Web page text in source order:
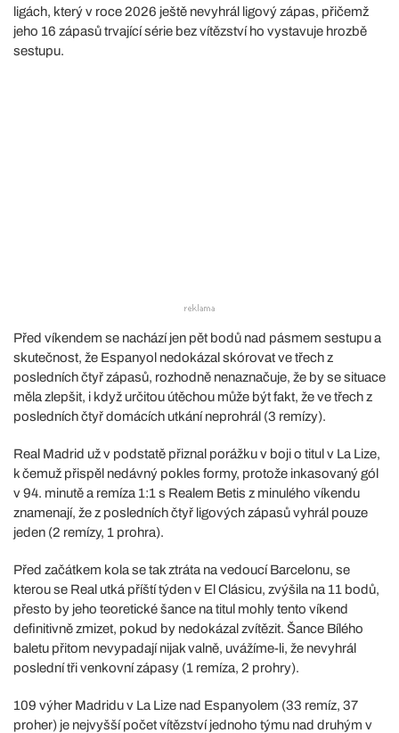
ligách, který v roce 2026 ještě nevyhrál ligový zápas, přičemž
jeho 16 zápasů trvající série bez vítězství ho vystavuje hrozbě
sestupu.
Před víkendem se nachází jen pět bodů nad pásmem sestupu a
skutečnost, že Espanyol nedokázal skórovat ve třech z
posledních čtyř zápasů, rozhodně nenaznačuje, že by se situace
měla zlepšit, i když určitou útěchou může být fakt, že ve třech z
posledních čtyř domácích utkání neprohrál (3 remízy).
Real Madrid už v podstatě přiznal porážku v boji o titul v La Lize,
k čemuž přispěl nedávný pokles formy, protože inkasovaný gól
v 94. minutě a remíza 1:1 s Realem Betis z minulého víkendu
znamenají, že z posledních čtyř ligových zápasů vyhrál pouze
jeden (2 remízy, 1 prohra).
Před začátkem kola se tak ztráta na vedoucí Barcelonu, se
kterou se Real utká příští týden v El Clásicu, zvýšila na 11 bodů,
přesto by jeho teoretické šance na titul mohly tento víkend
definitivně zmizet, pokud by nedokázal zvítězit. Šance Bílého
baletu přitom nevypadají nijak valně, uvážíme-li, že nevyhrál
poslední tři venkovní zápasy (1 remíza, 2 prohry).
109 výher Madridu v La Lize nad Espanyolem (33 remíz, 37
proher) je nejvyšší počet vítězství jednoho týmu nad druhým v